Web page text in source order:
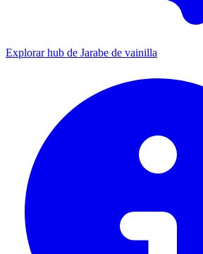
Explorar hub de Jarabe de vainilla